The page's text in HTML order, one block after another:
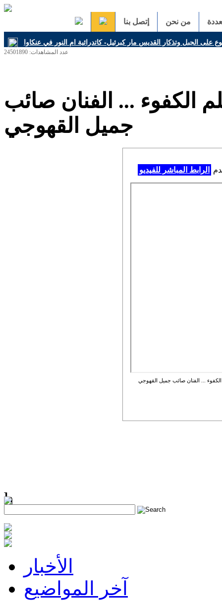
من نحن إتصل بنا
على الجبل وتذكار القديس مار كبرئيل- كاتدرائية ام النور في عنكاوا
عدد المشاهدات: 24501890
الكفوء ... الفنان صائب
جميل القهوجي
الرابط المباشر للفيديو
... الفنان صائب جميل القهوجي
h
الأخبار
آخر المواضيع